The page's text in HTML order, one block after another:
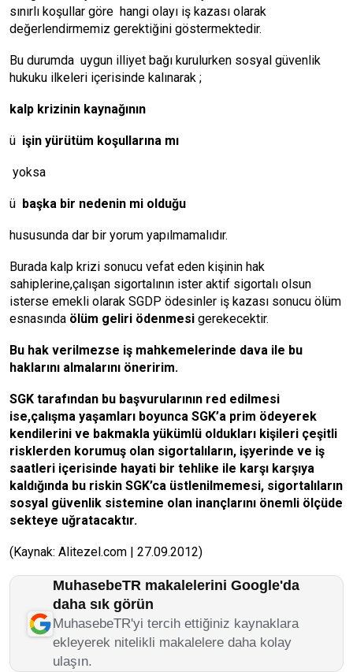
sınırlı koşullar göre hangi olayı iş kazası olarak
değerlendirmemiz gerektiğini göstermektedir.
Bu durumda uygun illiyet bağı kurulurken sosyal güvenlik
hukuku ilkeleri içerisinde kalınarak ;
kalp krizinin kaynağının
ü işin yürütüm koşullarına mı
yoksa
ü başka bir nedenin mi olduğu
hususunda dar bir yorum yapılmamalıdır.
Burada kalp krizi sonucu vefat eden kişinin hak
sahiplerine,çalışan sigortalının ister aktif sigortalı olsun
isterse emekli olarak SGDP ödesinler iş kazası sonucu ölüm
esnasında ölüm geliri ödenmesi gerekecektir.
Bu hak verilmezse iş mahkemelerinde dava ile bu
haklarını almalarını öneririm.
SGK tarafından bu başvurularının red edilmesi
ise,çalışma yaşamları boyunca SGK’a prim ödeyerek
kendilerini ve bakmakla yükümlü oldukları kişileri çeşitli
risklerden korumuş olan sigortalıların, işyerinde ve iş
saatleri içerisinde hayati bir tehlike ile karşı karşıya
kaldığında bu riskin SGK’ca üstlenilmemesi, sigortalıların
sosyal güvenlik sistemine olan inançlarını önemli ölçüde
sekteye uğratacaktır.
(Kaynak: Alitezel.com | 27.09.2012)
MuhasebeTR makalelerini Google'da
daha sık görün
MuhasebeTR'yi tercih ettiğiniz kaynaklara
ekleyerek nitelikli makalelere daha kolay
ulaşın.